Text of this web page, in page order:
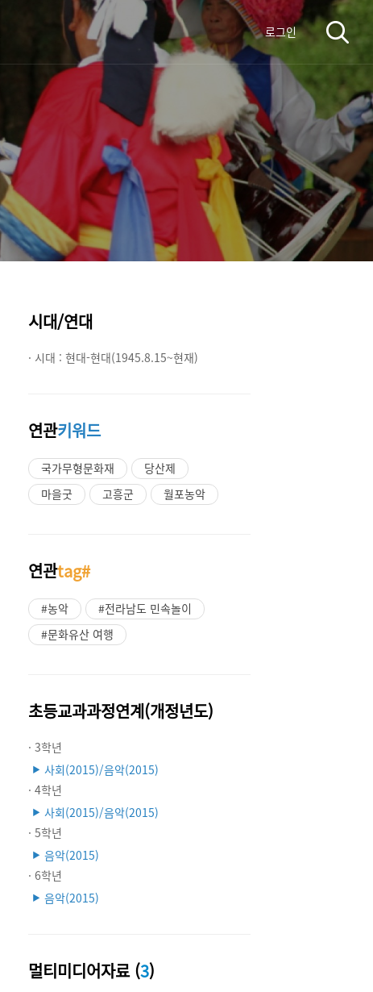
로그인
시대/연대
· 시대 : 현대-현대(1945.8.15~현재)
연관키워드
국가무형문화재
당산제
마을굿
고흥군 월포농악
연관tag#
#농악
#전라남도 민속놀이
#문화유산 여행
초등교과과정연계(개정년도)
· 3학년
▶ 사회(2015)/음악(2015)
· 4학년
▶ 사회(2015)/음악(2015)
· 5학년
▶ 음악(2015)
· 6학년
▶ 음악(2015)
멀티미디어자료 (3)